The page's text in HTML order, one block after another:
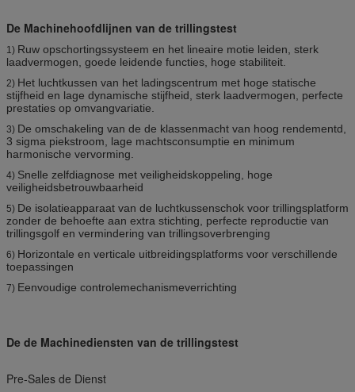
De Machinehoofdlijnen van de trillingstest
1) Ruw opschortingssysteem en het lineaire motie leiden, sterk
laadvermogen, goede leidende functies, hoge stabiliteit.
2) Het luchtkussen van het ladingscentrum met hoge statische
stijfheid en lage dynamische stijfheid, sterk laadvermogen, perfecte
prestaties op omvangvariatie.
3) De omschakeling van de de klassenmacht van hoog rendementd,
3 sigma piekstroom, lage machtsconsumptie en minimum
harmonische vervorming.
4) Snelle zelfdiagnose met veiligheidskoppeling, hoge
veiligheidsbetrouwbaarheid
5) De isolatieapparaat van de luchtkussenschok voor trillingsplatform
zonder de behoefte aan extra stichting, perfecte reproductie van
trillingsgolf en vermindering van trillingsoverbrenging
6) Horizontale en verticale uitbreidingsplatforms voor verschillende
toepassingen
7) Eenvoudige controlemechanismeverrichting
De de Machinediensten van de trillingstest
Pre-Sales de Dienst